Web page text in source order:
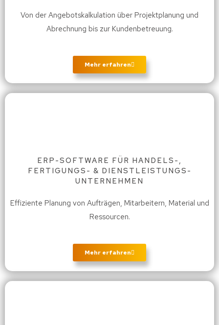
Von der Angebotskalkulation über Projektplanung und
Abrechnung bis zur Kundenbetreuung.
Mehr erfahren
ERP-SOFTWARE FÜR HANDELS-,
FERTIGUNGS- & DIENSTLEISTUNGS-
UNTERNEHMEN
Effiziente Planung von Aufträgen, Mitarbeitern, Material und
Ressourcen.
Mehr erfahren